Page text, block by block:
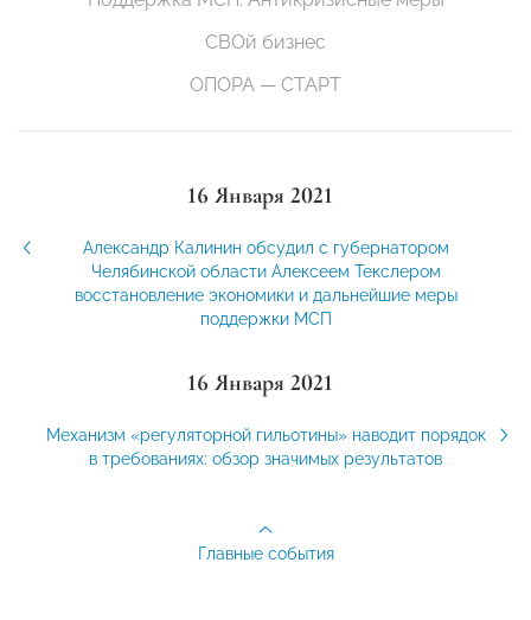
СВОй бизнес
ОПОРА — СТАРТ
16 Января 2021
Александр Калинин обсудил с губернатором
Челябинской области Алексеем Текслером
восстановление экономики и дальнейшие меры
поддержки МСП
16 Января 2021
Механизм «регуляторной гильотины» наводит порядок
в требованиях: обзор значимых результатов
Главные события